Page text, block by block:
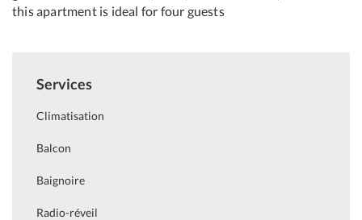
this apartment is ideal for four guests
Services
Climatisation
Balcon
Baignoire
Radio-réveil